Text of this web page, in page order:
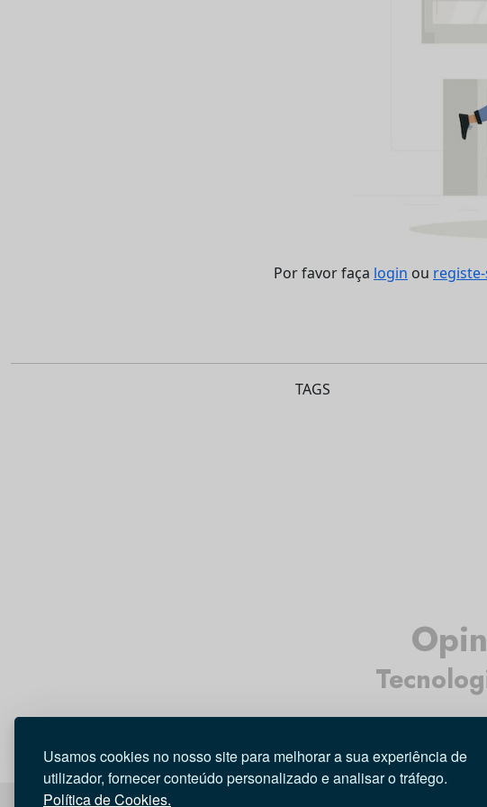
Usamos cookies no nosso site para melhorar a sua experiência de
utilizador, fornecer conteúdo personalizado e analisar o tráfego.
Política de Cookies.
Por favor faça login ou
TAGS